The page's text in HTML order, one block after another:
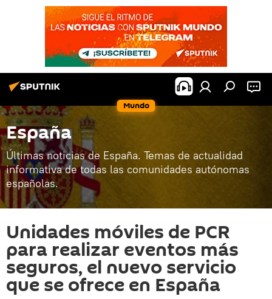
Mundo
España
Últimas noticias de España. Temas de actualidad
informativa de todas las comunidades autónomas
españolas.
Unidades móviles de PCR
para realizar eventos más
seguros, el nuevo servicio
que se ofrece en España